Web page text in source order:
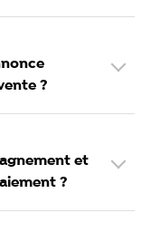
?
et
?